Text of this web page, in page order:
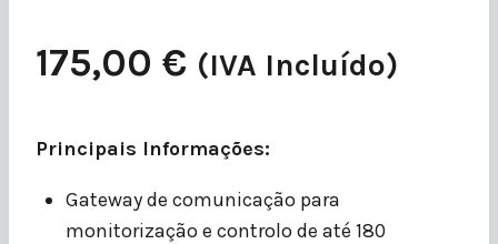
175,00 € (IVA Incluído)
Principais Informações:
Gateway de comunicação para
monitorização e controlo de até 180